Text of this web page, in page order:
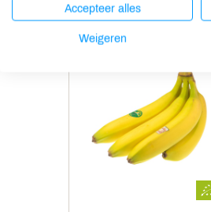
Accepteer alles
Weigeren